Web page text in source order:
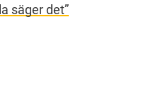
säger det”